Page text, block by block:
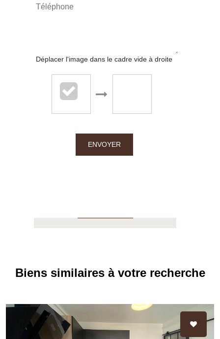
Chalton Dubanchet - Roanne
42300 Roanne
Déplacer l'image dans le cadre vide à droite
ENVOYER
Biens similaires à votre recherche